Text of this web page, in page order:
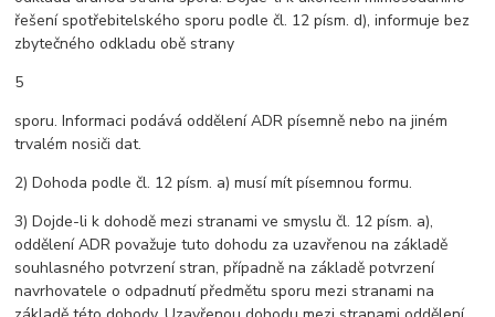
řešení spotřebitelského sporu podle čl. 12 písm. d), informuje bez
zbytečného odkladu obě strany
5
sporu. Informaci podává oddělení ADR písemně nebo na jiném
trvalém nosiči dat.
2) Dohoda podle čl. 12 písm. a) musí mít písemnou formu.
3) Dojde-li k dohodě mezi stranami ve smyslu čl. 12 písm. a),
oddělení ADR považuje tuto dohodu za uzavřenou na základě
souhlasného potvrzení stran, případně na základě potvrzení
navrhovatele o odpadnutí předmětu sporu mezi stranami na